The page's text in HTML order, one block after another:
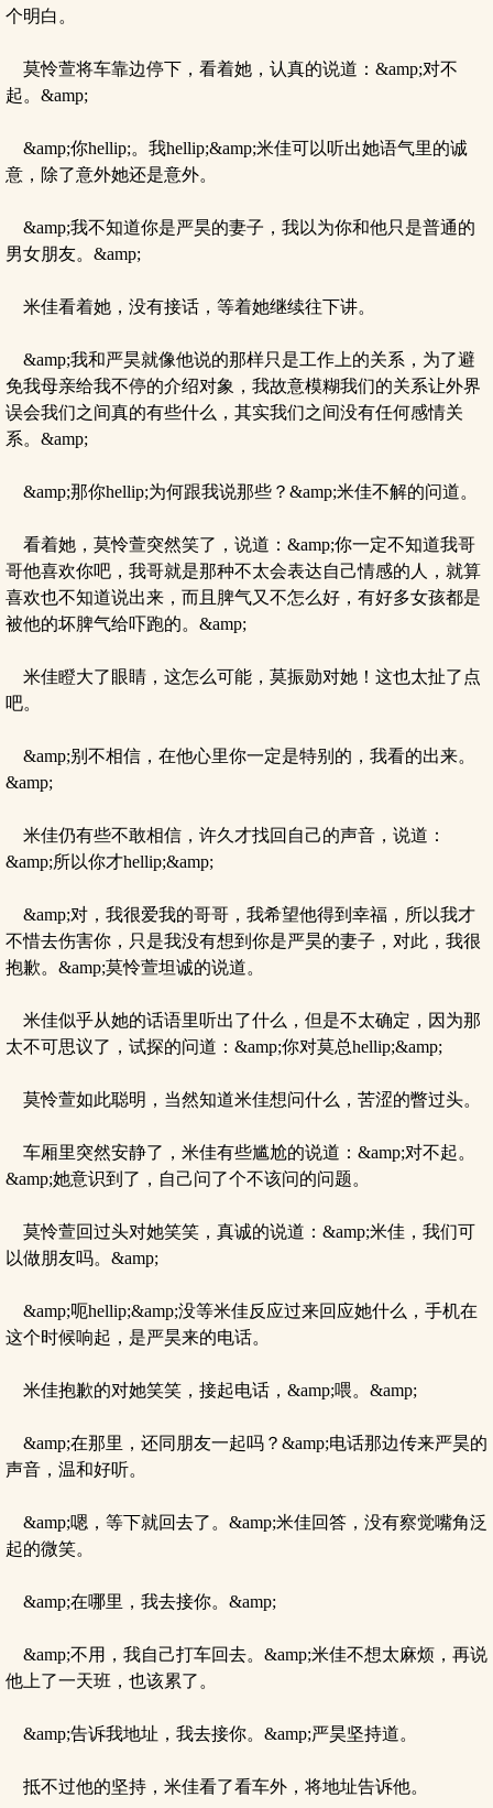
个明白。
莫怜萱将车靠边停下，看着她，认真的说道：&amp;对不
起。&amp;
&amp;你hellip;。我hellip;&amp;米佳可以听出她语气里的诚
意，除了意外她还是意外。
&amp;我不知道你是严昊的妻子，我以为你和他只是普通的
男女朋友。&amp;
米佳看着她，没有接话，等着她继续往下讲。
&amp;我和严昊就像他说的那样只是工作上的关系，为了避
免我母亲给我不停的介绍对象，我故意模糊我们的关系让外界
误会我们之间真的有些什么，其实我们之间没有任何感情关
系。&amp;
&amp;那你hellip;为何跟我说那些？&amp;米佳不解的问道。
看着她，莫怜萱突然笑了，说道：&amp;你一定不知道我哥
哥他喜欢你吧，我哥就是那种不太会表达自己情感的人，就算
喜欢也不知道说出来，而且脾气又不怎么好，有好多女孩都是
被他的坏脾气给吓跑的。&amp;
米佳瞪大了眼睛，这怎么可能，莫振勋对她！这也太扯了点
吧。
&amp;别不相信，在他心里你一定是特别的，我看的出来。
&amp;
米佳仍有些不敢相信，许久才找回自己的声音，说道：
&amp;所以你才hellip;&amp;
&amp;对，我很爱我的哥哥，我希望他得到幸福，所以我才
不惜去伤害你，只是我没有想到你是严昊的妻子，对此，我很
抱歉。&amp;莫怜萱坦诚的说道。
米佳似乎从她的话语里听出了什么，但是不太确定，因为那
太不可思议了，试探的问道：&amp;你对莫总hellip;&amp;
莫怜萱如此聪明，当然知道米佳想问什么，苦涩的瞥过头。
车厢里突然安静了，米佳有些尴尬的说道：&amp;对不起。
&amp;她意识到了，自己问了个不该问的问题。
莫怜萱回过头对她笑笑，真诚的说道：&amp;米佳，我们可
以做朋友吗。&amp;
&amp;呃hellip;&amp;没等米佳反应过来回应她什么，手机在
这个时候响起，是严昊来的电话。
米佳抱歉的对她笑笑，接起电话，&amp;喂。&amp;
&amp;在那里，还同朋友一起吗？&amp;电话那边传来严昊的
声音，温和好听。
&amp;嗯，等下就回去了。&amp;米佳回答，没有察觉嘴角泛
起的微笑。
&amp;在哪里，我去接你。&amp;
&amp;不用，我自己打车回去。&amp;米佳不想太麻烦，再说
他上了一天班，也该累了。
&amp;告诉我地址，我去接你。&amp;严昊坚持道。
抵不过他的坚持，米佳看了看车外，将地址告诉他。